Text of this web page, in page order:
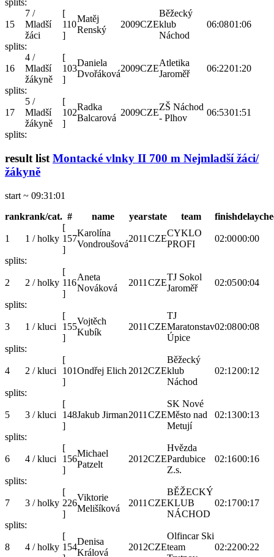
splits:
15
7 /
Mladší
žáci
[
110
]
Matěj
Renský
2009CZE
Běžecký
klub
Náchod
06:0801:06
splits:
16
4 /
Mladší
žákyně
[
103
]
Daniela
Dvořáková
2009CZE
Atletika
Jaroměř
06:2201:20
splits:
17
5 /
Mladší
žákyně
[
102
]
Radka
Balcarová
2009CZE
ZŠ Náchod
- Plhov
06:5301:51
splits:
result list Montacké vlnky II 700 m Nejmladší žáci/
žákyně
start ~ 09:31:01
rankrank/cat. # name yearstate team finishdelay
1 1 / holky
[
157
]
Karolína
Vondroušová
2011 CZE
CYKLO
PROFI
02:0000:00
splits:
2 2 / holky
[
116
]
Aneta
Nováková
2011 CZE
TJ Sokol
Jaroměř
02:0500:04
splits:
3 1 / kluci
[
155
]
Vojtěch
Kubík
2011 CZE
TJ
Maratonstav
Úpice
02:0800:08
splits:
4 2 / kluci
[
101
]
Ondřej Elich 2012CZE
Běžecký
klub
Náchod
02:1200:12
splits:
5 3 / kluci
[
148
]
Jakub Jirman2011 CZE
SK Nové
Město nad
Metují
02:1300:13
splits:
6 4 / kluci
[
156
]
Michael
Patzelt
2012CZE
Hvězda
Pardubice
Z.s.
02:1600:16
splits:
7 3 / holky
[
226
]
Viktorie
Melišíková
2011 CZE
BĚŽECKÝ
KLUB
NÁCHOD
02:1700:17
splits:
8 4 / holky
[
154
Denisa
Králová
2012CZE
Olfincar Ski
team
02:2200:22